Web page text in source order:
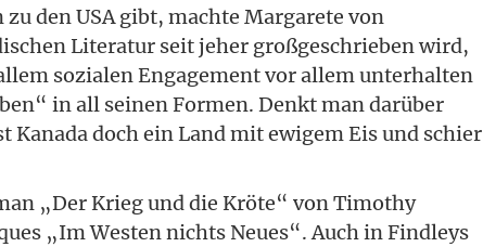
den USA gibt, machte Margarete von
Literatur seit jeher großgeschrieben wird,
sozialen Engagement vor allem unterhalten
in all seinen Formen. Denkt man darüber
Kanada doch ein Land mit ewigem Eis und schier
„Der Krieg und die Kröte“ von Timothy
„Im Westen nichts Neues“. Auch in Findleys